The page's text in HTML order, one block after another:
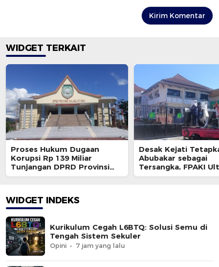
WIDGET TERKAIT
Proses Hukum Dugaan
Korupsi Rp 139 Miliar
Tunjangan DPRD Provinsi
Bakal Dihentikan ?
Desak Kejati
Abubakar sebagai
Tersangka, FPAKI
Kajati dan BPK
WIDGET INDEKS
Kurikulum Cegah L6BTQ: Solusi Semu di
Tengah Sistem Sekuler
Opini 7 jam yang lalu